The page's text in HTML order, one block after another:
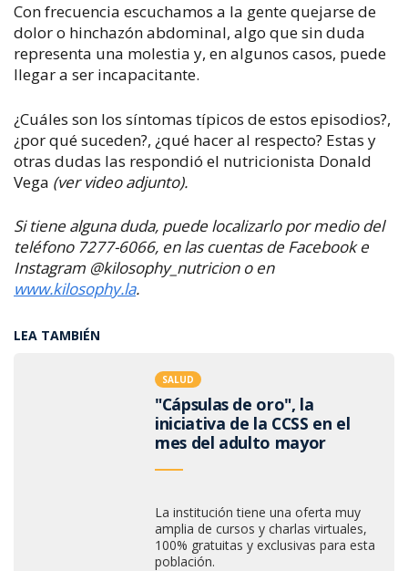
Con frecuencia escuchamos a la gente quejarse de
dolor o hinchazón abdominal, algo que sin duda
representa una molestia y, en algunos casos, puede
llegar a ser incapacitante.
¿Cuáles son los síntomas típicos de estos episodios?,
¿por qué suceden?, ¿qué hacer al respecto? Estas y
otras dudas las respondió el nutricionista Donald
Vega (ver video adjunto).
Si tiene alguna duda, puede localizarlo por medio del
teléfono 7277-6066, en las cuentas de Facebook e
Instagram @kilosophy_nutricion o en
www.kilosophy.la.
LEA TAMBIÉN
SALUD
"Cápsulas de oro", la
iniciativa de la CCSS en el
mes del adulto mayor
La institución tiene una oferta muy
amplia de cursos y charlas virtuales,
100% gratuitas y exclusivas para esta
población.